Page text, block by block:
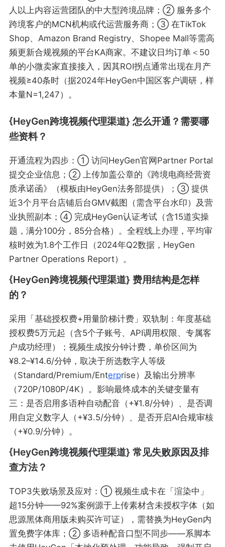
人以上内容运营团队的中大型跨境品牌；② 服务多个
跨境客户的MCN机构或代运营服务商；③ 在TikTok
Shop、Amazon Brand Registry、Shopee Mall等需高
频更新合规视频的平台KA商家。不建议日均订单＜50
单的小微卖家直接接入，因其ROI拐点通常出现在月产
视频≥40条时（据2024年HeyGen中国区客户调研，样
本量N=1,247）。
{HeyGen跨境视频代理渠道} 怎么开通？需要哪
些资料？
开通流程为四步：① 访问HeyGen官网Partner Portal
提交企业信息；② 上传加盖公章的《跨境电商经营资
质承诺函》（模板由HeyGen法务部提供）；③ 提供
近3个月平台店铺后台GMV截图（需含平台水印）及营
业执照副本；④ 完成HeyGen认证考试（含15道实操
题，满分100分，85分合格）。全程线上办理，平均审
核时效为1.8个工作日（2024年Q2数据，HeyGen
Partner Operations Report）。
{HeyGen跨境视频代理渠道} 费用结构是怎样
的？
采用「基础授权费+用量阶梯计费」双轨制：年度基础
授权费5万元起（含5个子账号、API调用权限、专属客
户成功经理）；视频生成按分钟计费，单价区间为
¥8.2–¥14.6/分钟，取决于所选数字人等级
（Standard/Premium/Enterprise）及输出分辨率
（720P/1080P/4K）。影响最终成本的关键变量有
三：是否启用多语种自动配音（+¥1.8/分钟）、是否调
用自定义数字人（+¥3.5/分钟）、是否开启AI合规审核
（+¥0.9/分钟）。
{HeyGen跨境视频代理渠道} 常见失败原因及排
查方法？
TOP3失败场景及应对：① 视频生成卡在「渲染中」
超15分钟——92%案例源于上传素材含未授权字体（如
思源黑体商用版未购买许可证），需替换为HeyGen内
置免费字体库；② 多语种配音口型不同步——系脚本